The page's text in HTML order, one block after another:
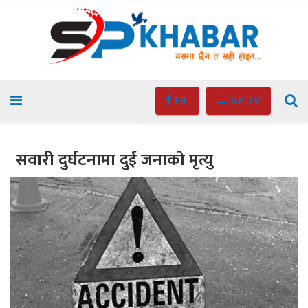
FB SP TV
सवारी दुर्घटनामा दुई जनाको मृत्यु